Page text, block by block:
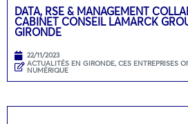
DATA, RSE & MANAGEMENT
CABINET CONSEIL LAMARCK
GIRONDE
22/11/2023
ACTUALITÉS EN GIRONDE, CES ENTREPRISES
NUMÉRIQUE